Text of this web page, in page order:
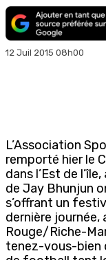
12 Juil 2015 08h00
L’Association
remporté hier le
dans l’Est de
de Jay Bhunjun
s’offrant un
dernière
Rouge/Riche-
tenez-vous-bien